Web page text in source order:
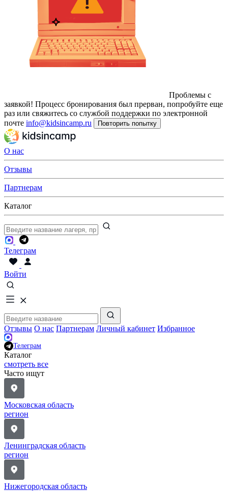
Проблемы с
заявкой! Процесс бронирования был прерван, попробуйте еще
раз или свяжитесь со службой поддержки по электронной
почте info@kidsincamp.ru Повторить попытку
О нас
Отзывы
Партнерам
Каталог
Телеграм
Войти
Отзывы О нас Партнерам Личный кабинет Избранное
Телеграм
Каталог
смотреть все
Часто ищут
Московская область
регион
Ленинградская область
регион
Нижегородская область